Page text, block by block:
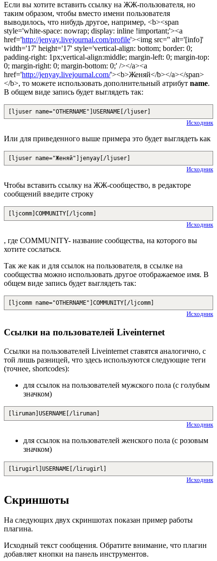
Если вы хотите вставить ссылку на ЖЖ-пользователя, но
таким образом, чтобы вместо имени пользователя
выводилось, что нибудь другое, например, <b><span
style='white-space: nowrap; display: inline !important;'><a
href='http://jenyay.livejournal.com/profile'><img src='' alt='[info]'
width='17' height='17' style='vertical-align: bottom; border: 0;
padding-right: 1px;vertical-align:middle; margin-left: 0; margin-top:
0; margin-right: 0; margin-bottom: 0;' /></a><a
href='http://jenyay.livejournal.com/'><b>Женяй</b></a></span>
</b>, то можете использовать дополнительный атрибут name.
В общем виде запись будет выглядеть так:
[ljuser name="OTHERNAME"]USERNAME[/ljuser]
Исходник
Или для приведенного выше примера это будет выглядеть как
[ljuser name="Женяй"]jenyay[/ljuser]
Исходник
Чтобы вставить ссылку на ЖЖ-сообщество, в редакторе
сообщений введите строку
[ljcomm]COMMUNITY[/ljcomm]
Исходник
, где COMMUNITY- название сообщества, на которого вы
хотите сослаться.
Так же как и для ссылок на пользователя, в ссылке на
сообщества можно использовать другое отображаемое имя. В
общем виде запись будет выглядеть так:
[ljcomm name="OTHERNAME"]COMMUNITY[/ljcomm]
Исходник
Ссылки на пользователей Liveinternet
Ссылки на пользователей Liveinternet ставятся аналогично, с
той лишь разницей, что здесь используются следующие теги
(точнее, shortcodes):
для ссылок на пользователей мужского пола (с голубым
значком)
[liruman]USERNAME[/liruman]
Исходник
для ссылок на пользователей женского пола (с розовым
значком)
[lirugirl]USERNAME[/lirugirl]
Исходник
Скриншоты
На следующих двух скриншотах показан пример работы
плагина.
Исходный текст сообщения. Обратите внимание, что плагин
добавляет кнопки на панель инструментов.